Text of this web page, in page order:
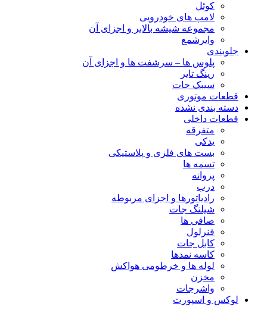
کوئل
لامپ های خودرویی
مجموعه شیشه بالابر و اجزای آن
وایرشمع
جلوبندی
پلوس ها – سرشفت ها و اجزای آن
رینگ تایر
سیبک جات
قطعات موتوری
دسته بندی نشده
قطعات داخلی
متفرقه
یدکی
بست های فلزی و پلاستیکی
تسمه ها
پروانه
درب
رادیاتورها و اجزای مربوطه
شیلنگ جات
صافی ها
فنرلول
کابل جات
کاسه نمدها
لوله ها و خرطومی هواکش
مخزن
واشرجات
لوکس و اسپورت